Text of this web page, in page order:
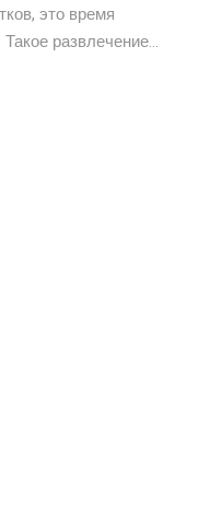
это время
развлечение...